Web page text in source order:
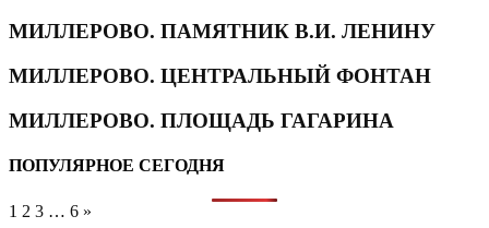
МИЛЛЕРОВО. ПАМЯТНИК В.И. ЛЕНИНУ
МИЛЛЕРОВО. ЦЕНТРАЛЬНЫЙ ФОНТАН
МИЛЛЕРОВО. ПЛОЩАДЬ ГАГАРИНА
ПОПУЛЯРНОЕ СЕГОДНЯ
1 2 3 … 6 »